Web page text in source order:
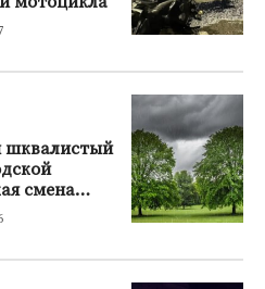
шквалистый
смена